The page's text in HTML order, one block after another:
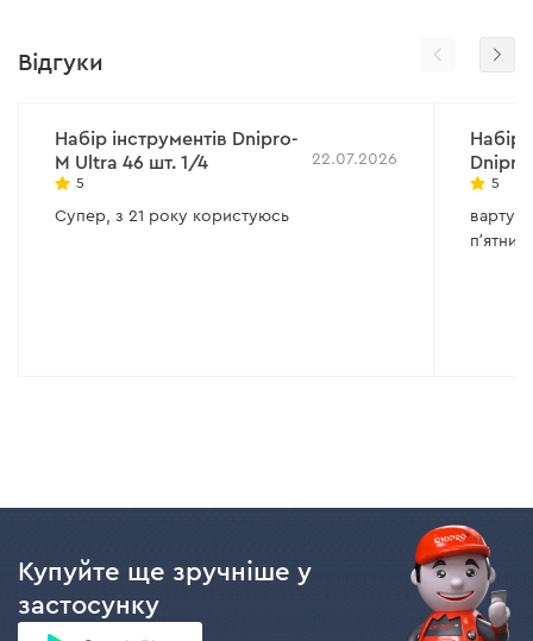
Відгуки
Набір інструментів Dnipro-
M Ultra 46 шт. 1/4
5
22.07.2026
Супер, з 21 року користуюсь
Набір
5
вартує
Купуйте ще зручніше у
застосунку